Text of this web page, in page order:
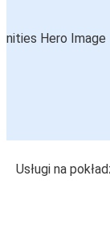
Usługi na